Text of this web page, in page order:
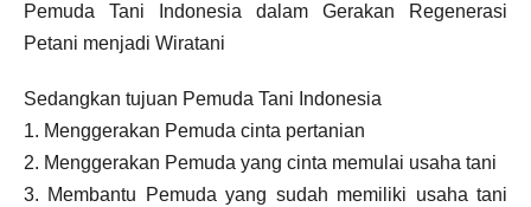
Pemuda Tani Indonesia dalam Gerakan Regenerasi
Petani menjadi Wiratani
Sedangkan tujuan Pemuda Tani Indonesia
1. Menggerakan Pemuda cinta pertanian
2. Menggerakan Pemuda yang cinta memulai usaha tani
3. Membantu Pemuda yang sudah memiliki usaha tani